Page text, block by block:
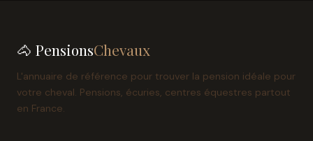
🐴 PensionsChevaux
L'annuaire de référence pour trouver la pension idéale pour
votre cheval. Pensions, écuries, centres équestres partout
en France.